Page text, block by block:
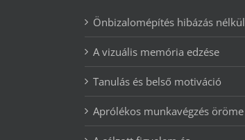
Önbizalomépítés hibázás nélkül
A vizuális memória edzése
Tanulás és belső motiváció
Aprólékos munkavégzés öröme